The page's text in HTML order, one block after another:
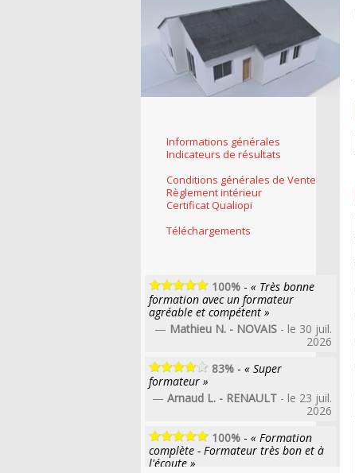
Informations générales
Indicateurs de résultats
Conditions générales de Vente
Règlement intérieur
Certificat Qualiopi
Téléchargements
100% - « Très bonne
formation avec un formateur
agréable et compétent »
— Mathieu N. - NOVAIS - le 30 juil.
2026
83% - « Super
formateur »
— Arnaud L. - RENAULT - le 23 juil.
2026
100% - « Formation
complète - Formateur très bon et à
l'écoute »